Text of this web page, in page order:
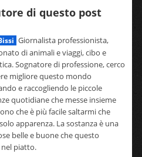
di questo post
Giornalista professionista,
di animali e viaggi, cibo e
Sognatore di professione, cerco
migliore questo mondo
e raccogliendo le piccole
quotidiane che messe insieme
che è più facile saltarmi che
apparenza. La sostanza è una
belle e buone che questo
piatto.